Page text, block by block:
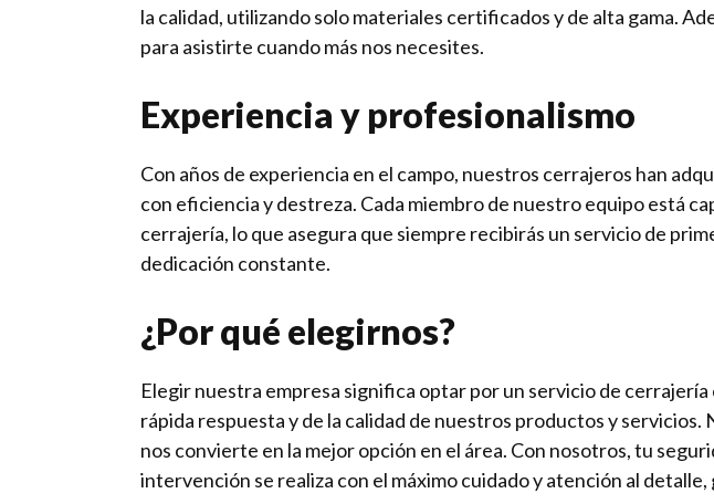
la calidad, utilizando solo materiales certificados y de alta gama.
para asistirte cuando más nos necesites.
Experiencia y profesionalismo
Con años de experiencia en el campo, nuestros cerrajeros han
con eficiencia y destreza. Cada miembro de nuestro equipo está
cerrajería, lo que asegura que siempre recibirás un servicio de
dedicación constante.
¿Por qué elegirnos?
Elegir nuestra empresa significa optar por un servicio de
rápida respuesta y de la calidad de nuestros productos y
nos convierte en la mejor opción en el área. Con nosotros, tu
intervención se realiza con el máximo cuidado y atención al